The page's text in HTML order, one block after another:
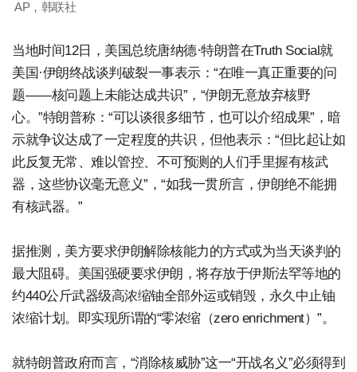
AP，韩联社
当地时间12日，美国总统唐纳德·特朗普在Truth Social就
美国·伊朗终战谈判破裂一事表示：“在唯一真正重要的问
题——核问题上未能达成共识”，“伊朗无意放弃核野
心。”特朗普称：“可以谈很多细节，也可以介绍成果”，暗
示就争议达成了一定程度的共识，但他表示：“但比起让如
此反复无常、难以管控、不可预测的人们手里握有核武
器，这些协议毫无意义”，“如我一贯所言，伊朗绝不能拥
有核武器。”
据推测，美方要求伊朗解除核能力的方式或为当天谈判的
最大阻碍。美国强硬要求伊朗，将存放于伊斯法罕等地的
约440公斤武器级高浓缩铀全部外运或销毁，永久中止铀
浓缩计划。即实现所谓的“零浓缩（zero enrichment）”。
就特朗普政府而言，“消除核威胁”这一“开战名义”必须得到